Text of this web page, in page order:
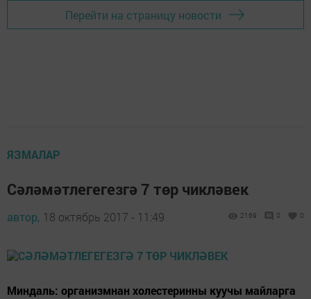
Перейти на страницу новости
ЯЗМАЛАР
Сәләмәтлегегезгә 7 төр чикләвек
автор, 18 октябрь 2017 - 11:49 2169 0 0
Миндаль: организмнан холестеринны куучы майларга